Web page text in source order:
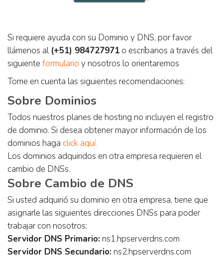
Si requiere ayuda con su Dominio y DNS, por favor
llámenos al (+51) 984727971 o escríbanos a través del
siguiente formulario y nosotros lo orientaremos
Tome en cuenta las siguientes recomendaciones:
Sobre Dominios
Todos nuestros planes de hosting no incluyen el registro
de dominio. Si desea obtener mayor información de los
dominios haga click aquí.
Los dominios adquiridos en otra empresa requieren el
cambio de DNSs.
Sobre Cambio de DNS
Si usted adquirió su dominio en otra empresa, tiene que
asignarle las siguientes direcciones DNSs para poder
trabajar con nosotros:
Servidor DNS Primario:ns1.hpserverdns.com
Servidor DNS Secundario:ns2.hpserverdns.com